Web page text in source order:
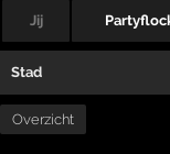
Jij
Stad
Overzicht